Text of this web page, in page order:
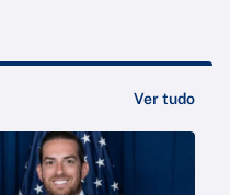
Ver tudo